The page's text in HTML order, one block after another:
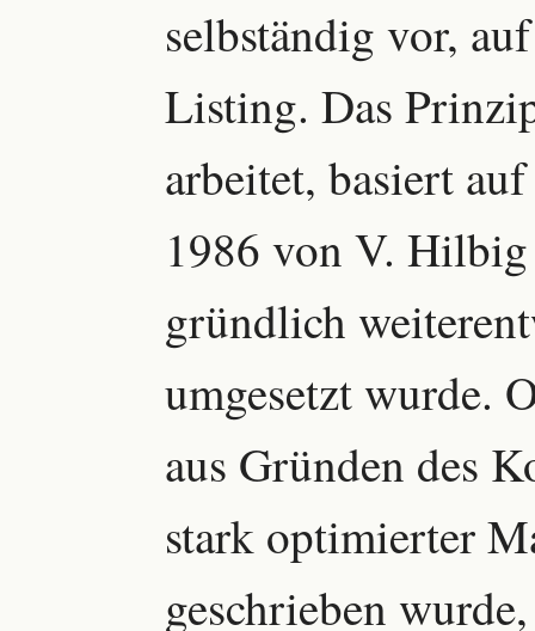
selbständig vor,
Listing. Das
arbeitet, basiert
1986 von V.
gründlich
umgesetzt wurde.
aus Gründen des
stark optimierter
geschrieben